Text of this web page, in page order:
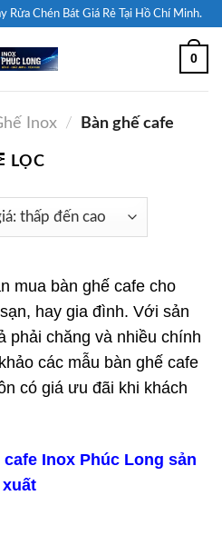
Rửa Chén Bát Giá Rẻ Tại Hồ Chí Minh.
0
Inox / Bàn ghế cafe
LỌC
mua bàn ghế cafe cho
hay gia đình. Với sản
phải chăng và nhiều chính
các mẫu bàn ghế cafe
có giá ưu đãi khi khách
Inox Phúc Long sản
xuất